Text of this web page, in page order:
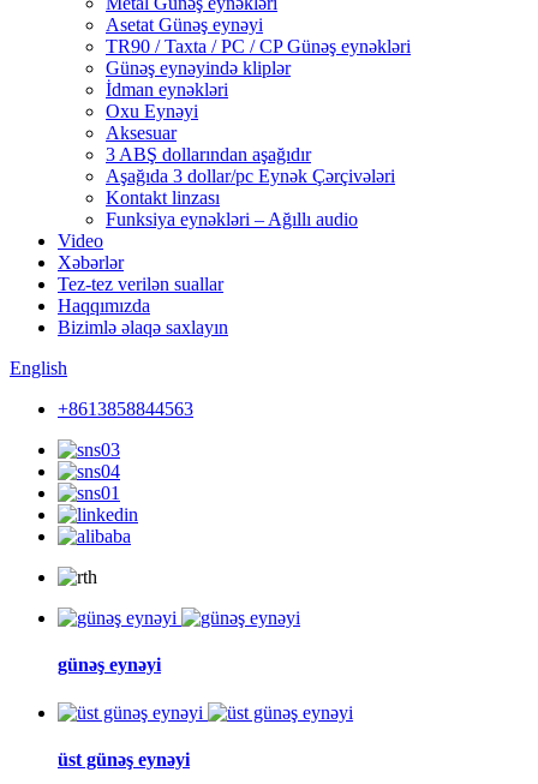
Asetat Günəş eynəyi
TR90 / Taxta / PC / CP Günəş eynəkləri
Günəş eynəyində kliplər
İdman eynəkləri
Oxu Eynəyi
Aksesuar
3 ABŞ dollarından aşağıdır
Aşağıda 3 dollar/pc Eynək Çərçivələri
Kontakt linzası
Funksiya eynəkləri – Ağıllı audio
Video
Xəbərlər
Tez-tez verilən suallar
Haqqımızda
Bizimlə əlaqə saxlayın
English
+8613858844563
günəş eynəyi
üst günəş eynəyi